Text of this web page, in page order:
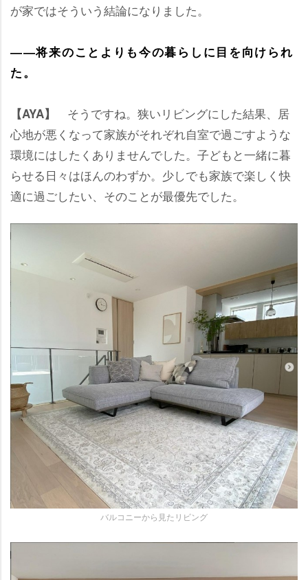
が家ではそういう結論になりました。
――将来のことよりも今の暮らしに目を向けられ
た。
【AYA】
そうですね。狭いリビングにした結果、居
心地が悪くなって家族がそれぞれ自室で過ごすような
環境にはしたくありませんでした。子どもと一緒に暮
らせる日々はほんのわずか。少しでも家族で楽しく快
適に過ごしたい、そのことが最優先でした。
バルコニーから見たリビング